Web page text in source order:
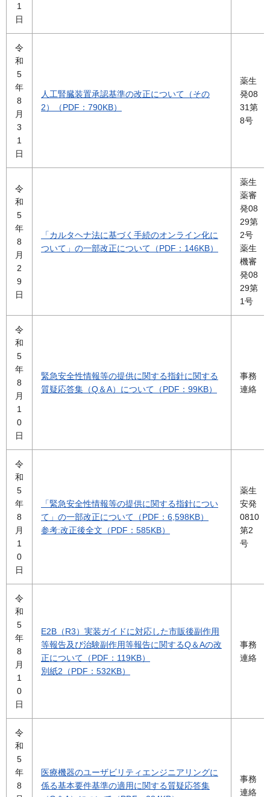
1
日
令
和
5
年
8
月
3
1
日
人工腎臓装置承認基準の改正について（その
2）（PDF：790KB）
薬生
発08
31第
8号
令
和
5
年
8
月
2
9
日
「カルタヘナ法に基づく手続のオンライン化に
ついて」の一部改正について（PDF：146KB）
薬生
薬審
発08
29第
2号
薬生
機審
発08
29第
1号
令
和
5
年
8
月
1
0
日
緊急安全性情報等の提供に関する指針に関する
質疑応答集（Q＆A）について（PDF：99KB）
事務
連絡
令
和
5
年
8
月
1
0
日
「緊急安全性情報等の提供に関する指針につい
て」の一部改正について（PDF：6,598KB）
参考:改正後全文（PDF：585KB）
薬生
安発
0810
第2
号
令
和
5
年
8
月
1
0
日
E2B（R3）実装ガイドに対応した市販後副作用
等報告及び治験副作用等報告に関するQ＆Aの改
正について（PDF：119KB）
別紙2（PDF：532KB）
事務
連絡
令
和
5
年
8
医療機器のユーザビリティエンジニアリングに
係る基本要件基準の適用に関する質疑応答集
事務
連絡